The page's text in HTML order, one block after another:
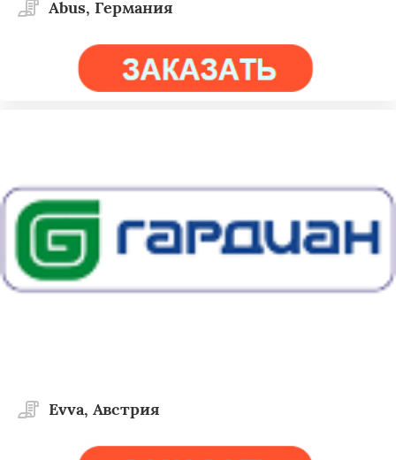
Abus, Германия
Evva, Австрия